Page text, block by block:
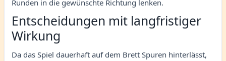
Runden in die gewünschte Richtung lenken.
Entscheidungen mit langfristiger
Wirkung
Da das Spiel dauerhaft auf dem Brett Spuren hinterlässt,